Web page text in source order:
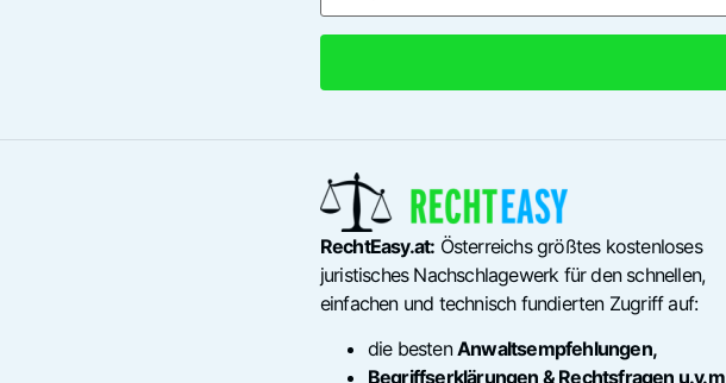
RechtEasy.at: Österreichs größtes kostenloses
juristisches Nachschlagewerk für den schnellen,
einfachen und technisch fundierten Zugriff auf:
die bestenAnwaltsempfehlungen,
Begriffserklärungen & Rechtsfragen u.v.m